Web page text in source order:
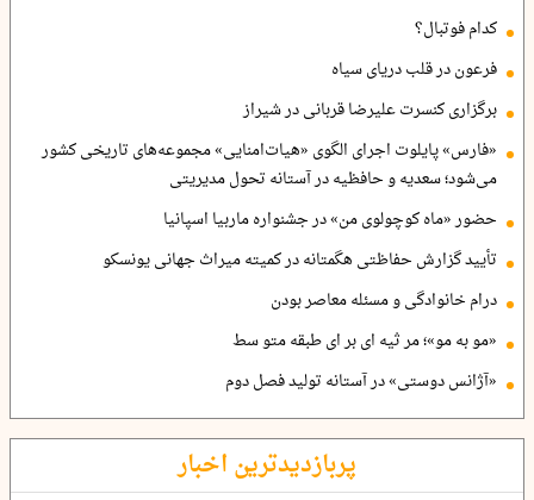
کدام فوتبال؟
فرعون در قلب دریای سیاه
برگزاری کنسرت علیرضا قربانی در شیراز
«فارس» پایلوت اجرای الگوی «هیات‌امنایی» مجموعه‌های تاریخی کشور
می‌شود؛ سعدیه و حافظیه در آستانه تحول مدیریتی
حضور «ماه کوچولوی من» در جشنواره ماربیا اسپانیا
تأیید گزارش حفاظتی هگمتانه در کمیته میراث جهانی یونسکو
درام خانوادگی و مسئله معاصر بودن
«مو به مو»؛ مر ثیه ای بر ای طبقه متو سط
«آژانس دوستی» در آستانه تولید فصل دوم
پربازدیدترین اخبار